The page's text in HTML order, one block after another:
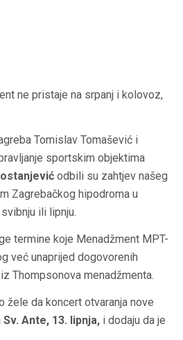
ne pristaje na srpanj i kolovoz,
Tomislav Tomašević i
sportskim objektima
odbili su zahtjev našeg
Zagrebačkog hipodroma u
ili lipnju.
termine koje Menadžment MPT-
već unaprijed dogovorenih
Thompsonova menadžmenta.
žele da koncert otvaranja nove
Sv. Ante, 13. lipnja, i dodaju da je